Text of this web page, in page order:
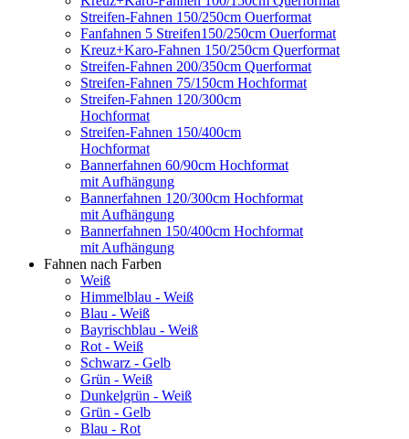
Streifen-Fahnen 150/250cm Ouerformat
Fanfahnen 5 Streifen150/250cm Ouerformat
Kreuz+Karo-Fahnen 150/250cm Querformat
Streifen-Fahnen 200/350cm Querformat
Streifen-Fahnen 75/150cm Hochformat
Streifen-Fahnen 120/300cm
Hochformat
Streifen-Fahnen 150/400cm
Hochformat
Bannerfahnen 60/90cm Hochformat
mit Aufhängung
Bannerfahnen 120/300cm Hochformat
mit Aufhängung
Bannerfahnen 150/400cm Hochformat
mit Aufhängung
Fahnen nach Farben
Weiß
Himmelblau - Weiß
Blau - Weiß
Bayrischblau - Weiß
Rot - Weiß
Schwarz - Gelb
Grün - Weiß
Dunkelgrün - Weiß
Grün - Gelb
Blau - Rot